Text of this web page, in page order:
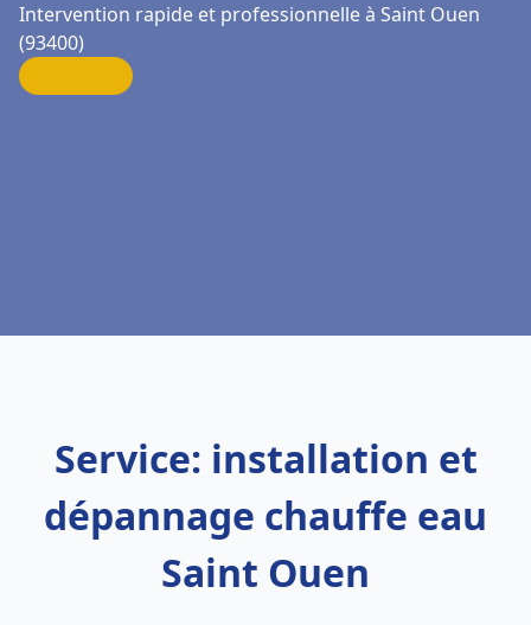
Intervention rapide et professionnelle à Saint Ouen
(93400)
Service: installation et
dépannage chauffe eau
Saint Ouen